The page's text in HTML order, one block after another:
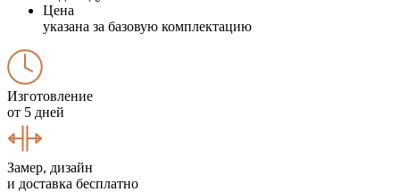
Цена
указана за базовую комплектацию
Изготовление
от 5 дней
Замер, дизайн
и доставка бесплатно